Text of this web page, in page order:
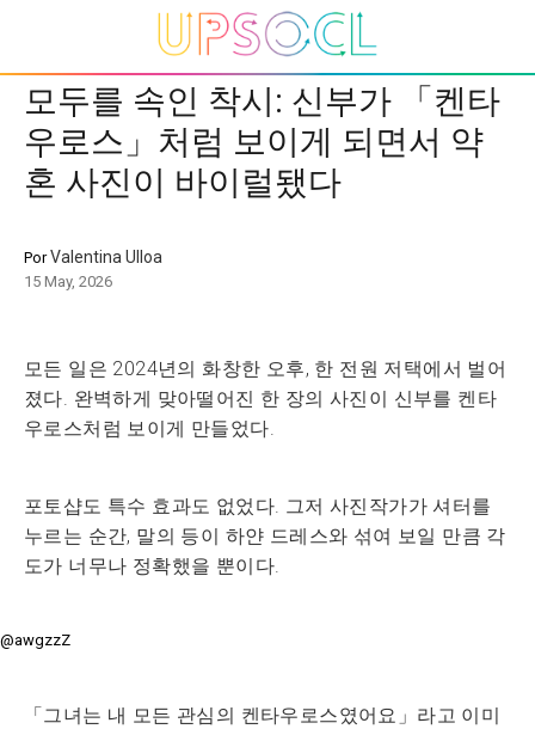
모두를 속인 착시: 신부가 「켄타
우로스」처럼 보이게 되면서 약
혼 사진이 바이럴됐다
PorValentina Ulloa
15 May, 2026
모든 일은 2024년의 화창한 오후, 한 전원 저택에서 벌어
졌다. 완벽하게 맞아떨어진 한 장의 사진이 신부를 켄타
우로스처럼 보이게 만들었다.
포토샵도 특수 효과도 없었다. 그저 사진작가가 셔터를
누르는 순간, 말의 등이 하얀 드레스와 섞여 보일 만큼 각
도가 너무나 정확했을 뿐이다.
@awgzzZ
「그녀는 내 모든 관심의 켄타우로스였어요」라고 이미